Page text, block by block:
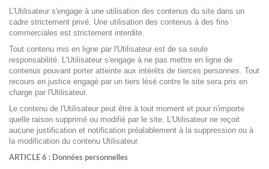
L'Utilisateur s'engage à une utilisation des contenus du site dans un
cadre strictement privé. Une utilisation des contenus à des fins
commerciales est strictement interdite.
Tout contenu mis en ligne par l'Utilisateur est de sa seule
responsabilité. L'Utilisateur s'engage à ne pas mettre en ligne de
contenus pouvant porter atteinte aux intérêts de tierces personnes. Tout
recours en justice engagé par un tiers lésé contre le site sera pris en
charge par l'Utilisateur.
Le contenu de l'Utilisateur peut être à tout moment et pour n'importe
quelle raison supprimé ou modifié par le site. L'Utilisateur ne reçoit
aucune justification et notification préalablement à la suppression ou à
la modification du contenu Utilisateur.
ARTICLE 6 : Données personnelles